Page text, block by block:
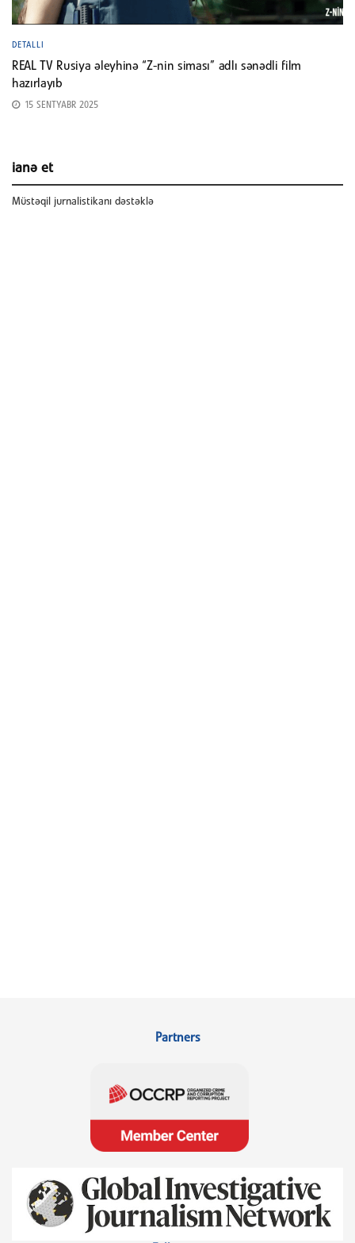
DETALLI
REAL TV Rusiya əleyhinə “Z-nin siması” adlı sənədli film
hazırlayıb
15 SENTYABR 2025
ianə et
Müstəqil jurnalistikanı dəstəklə
Partners